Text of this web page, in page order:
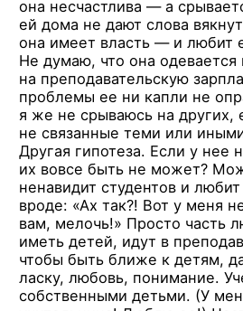
она несчастлива — а
ей дома не дают слова
она имеет власть — и любит
Не думаю, что она
на преподавательскую
проблемы ее ни капли не
я же не срываюсь на
не связанные теми или
Другая гипотеза. Если у
их вовсе быть не может?
ненавидит студентов и любит
вроде: «Ах так?! Вот у меня
вам, мелочь!» Просто часть
иметь детей, идут в
чтобы быть ближе к детям,
ласку, любовь, понимание.
собственными детьми. (У